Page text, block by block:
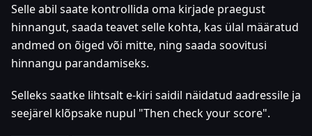
Selle abil saate kontrollida oma kirjade praegust
hinnangut, saada teavet selle kohta, kas ülal määratud
andmed on õiged või mitte, ning saada soovitusi
hinnangu parandamiseks.
Selleks saatke lihtsalt e-kiri saidil näidatud aadressile ja
seejärel klõpsake nupul "Then check your score".